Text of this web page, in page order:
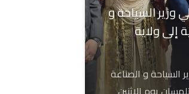
وزير السياحة و
إلى ولاية
السياحة و الصناعة